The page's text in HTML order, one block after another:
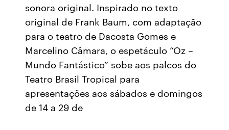
sonora original. Inspirado no texto
original de Frank Baum, com adaptação
para o teatro de Dacosta Gomes e
Marcelino Câmara, o espetáculo “Oz –
Mundo Fantástico” sobe aos palcos do
Teatro Brasil Tropical para
apresentações aos sábados e domingos
de 14 a 29 de